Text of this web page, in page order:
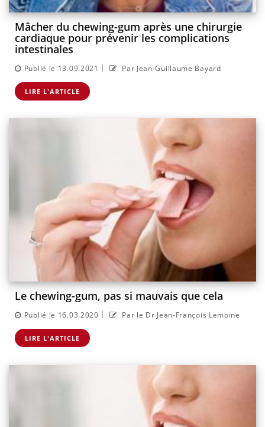
Mâcher du chewing-gum après une chirurgie
cardiaque pour prévenir les complications
intestinales
Publié le 13.09.2021 | Par Jean-Guillaume Bayard
LIRE L'ARTICLE
Le chewing-gum, pas si mauvais que cela
Publié le 16.03.2020 | Par le Dr Jean-François Lemoine
LIRE L'ARTICLE